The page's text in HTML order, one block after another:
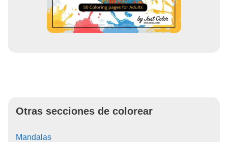
Otras secciones de colorear
Mandalas